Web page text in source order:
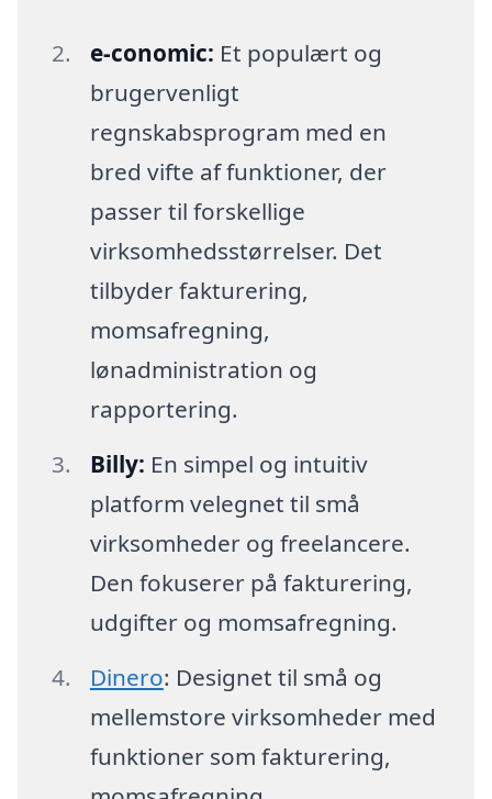
e-conomic: Et populært og
brugervenligt
regnskabsprogram med en
bred vifte af funktioner, der
passer til forskellige
virksomhedsstørrelser. Det
tilbyder fakturering,
momsafregning,
lønadministration og
rapportering.
Billy: En simpel og intuitiv
platform velegnet til små
virksomheder og freelancere.
Den fokuserer på fakturering,
udgifter og momsafregning.
Dinero: Designet til små og
mellemstore virksomheder med
funktioner som fakturering,